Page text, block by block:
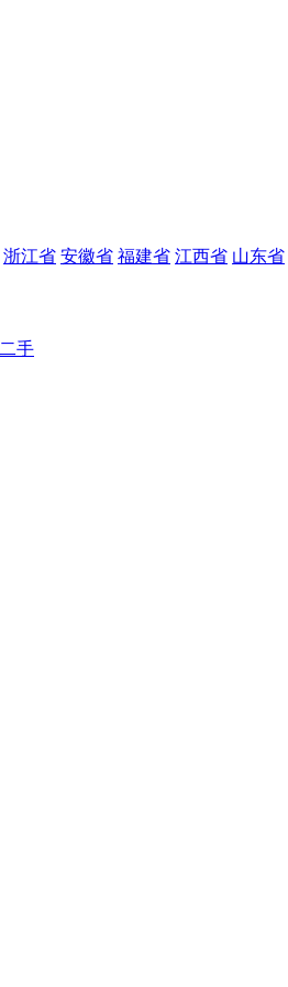
浙江省 安徽省 福建省 江西省 山东省
二手